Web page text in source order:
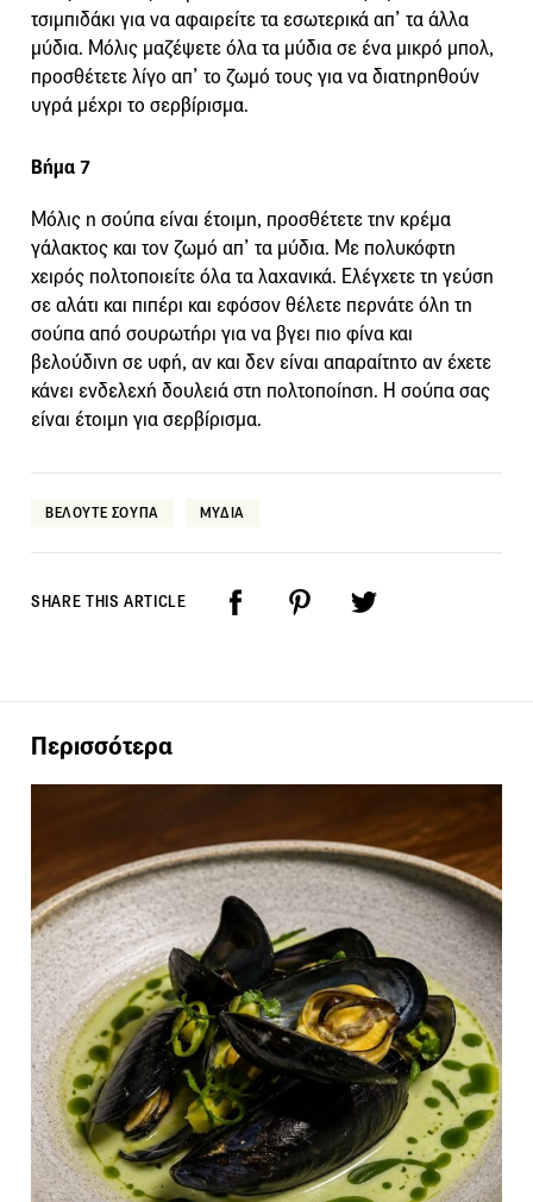
τσιμπιδάκι για να αφαιρείτε τα εσωτερικά απ’ τα άλλα
μύδια. Μόλις μαζέψετε όλα τα μύδια σε ένα μικρό μπολ,
προσθέτετε λίγο απ’ το ζωμό τους για να διατηρηθούν
υγρά μέχρι το σερβίρισμα.
Βήμα 7
Μόλις η σούπα είναι έτοιμη, προσθέτετε την κρέμα
γάλακτος και τον ζωμό απ’ τα μύδια. Με πολυκόφτη
χειρός πολτοποιείτε όλα τα λαχανικά. Ελέγχετε τη γεύση
σε αλάτι και πιπέρι και εφόσον θέλετε περνάτε όλη τη
σούπα από σουρωτήρι για να βγει πιο φίνα και
βελούδινη σε υφή, αν και δεν είναι απαραίτητο αν έχετε
κάνει ενδελεχή δουλειά στη πολτοποίηση. Η σούπα σας
είναι έτοιμη για σερβίρισμα.
ΒΕΛΟΥΤΕ ΣΟΥΠΑ ΜΥΔΙΑ
SHARE THIS ARTICLE
Περισσότερα